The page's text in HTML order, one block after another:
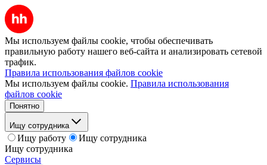
Мы используем файлы cookie, чтобы обеспечивать
правильную работу нашего веб-сайта и анализировать сетевой
трафик.
Правила использования файлов cookie
Мы используем файлы cookie. Правила использования
файлов cookie
Понятно
Ищу сотрудника
Ищу работу
Ищу сотрудника
Ищу сотрудника
Сервисы